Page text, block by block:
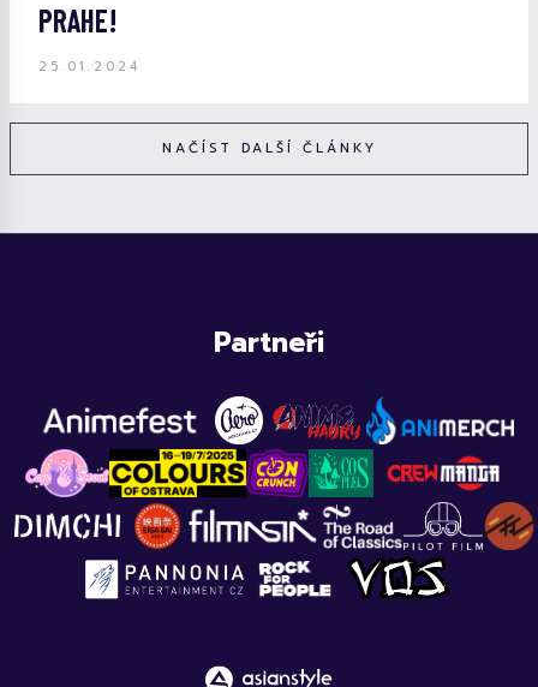
PRAHE!
25.01.2024
NAČÍST DALŠÍ ČLÁNKY
Partneři